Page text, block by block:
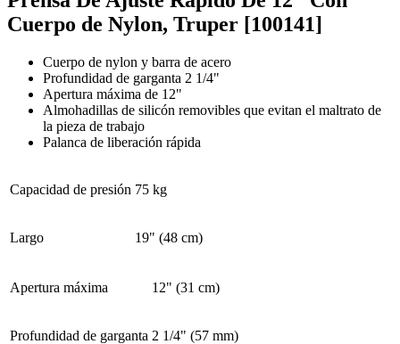
Cuerpo de Nylon, Truper [100141]
Cuerpo de nylon y barra de acero
Profundidad de garganta 2 1/4"
Apertura máxima de 12"
Almohadillas de silicón removibles que evitan el maltrato de
la pieza de trabajo
Palanca de liberación rápida
Capacidad de presión 75 kg
Largo 19" (48 cm)
Apertura máxima 12" (31 cm)
Profundidad de garganta 2 1/4" (57 mm)